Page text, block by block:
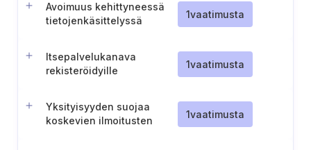
Avoimuus kehittyneessä
tietojenkäsittelyssä
1vaatimusta
Itsepalvelukanava
rekisteröidyille
1vaatimusta
Yksityisyyden suojaa
koskevien ilmoitusten
1vaatimusta